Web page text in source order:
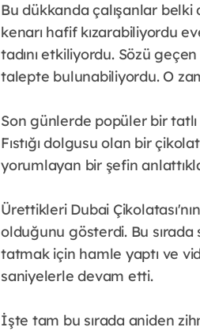
Bu dükkanda çalışanlar belki
kenarı hafif kızarabiliyordu
tadını etkiliyordu. Sözü
talepte bulunabiliyordu. O
Son günlerde popüler bir
Fıstığı dolgusu olan bir
yorumlayan bir şefin
Ürettikleri Dubai
olduğunu gösterdi. Bu
tatmak için hamle yaptı ve
saniyelerle devam etti.
İşte tam bu sırada aniden